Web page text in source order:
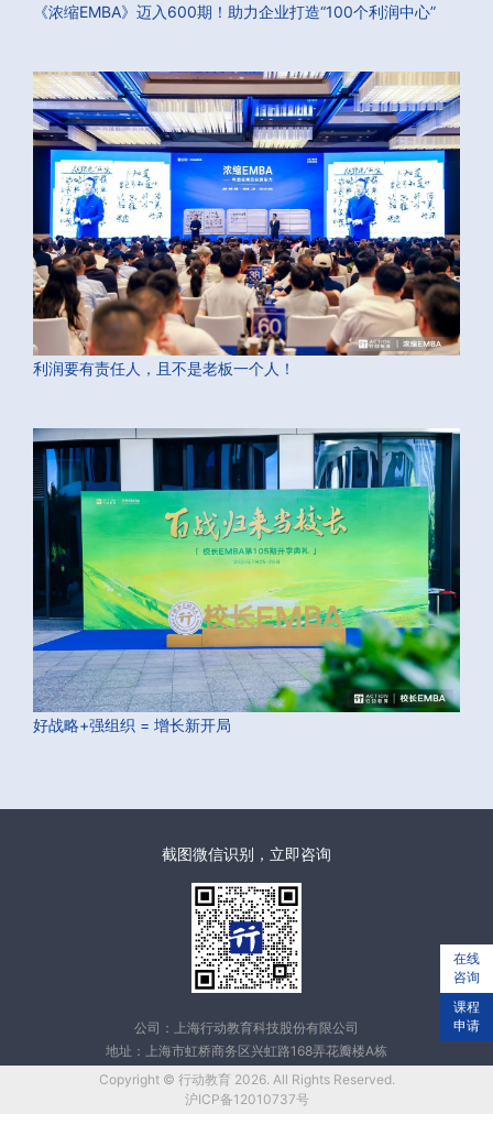
《浓缩EMBA》迈入600期！助力企业打造“100个利润中心”
利润要有责任人，且不是老板一个人！
好战略+强组织 = 增长新开局
截图微信识别，立即咨询
公司：上海行动教育科技股份有限公司
地址：上海市虹桥商务区兴虹路168弄花瓣楼A栋
Copyright © 行动教育 2026. All Rights Reserved.
沪ICP备12010737号
在线
咨询
课程
申请